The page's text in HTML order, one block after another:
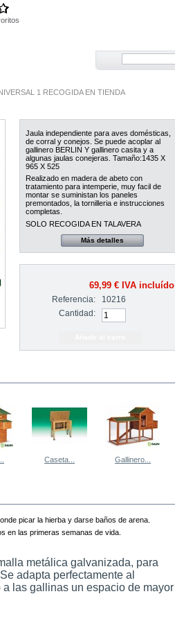
1 RECOGIDA EN TIENDA
Jaula independiente para aves domésticas,
de corral y conejos. Se puede acoplar al
gallinero BERLIN Y gallinero casita y a
algunas jaulas conejeras. Tamaño:1435 X
965 X 525
Realizado en madera de abeto con
tratamiento para intemperie, muy facil de
montar se suministan los paneles
premontados, la tornilleria e instrucciones
completas.
SOLO RECOGIDA EN TALAVERA
Más detalles
69,99 €IVA incluído
Referencia:
10216
Cantidad:
Caseta... Gallinero...
picar la hierba y darse baños de arena.
en las primeras semanas de vida.
metálica galvanizada, para
adapta perfectamente al
las gallinas un espacio de mayor